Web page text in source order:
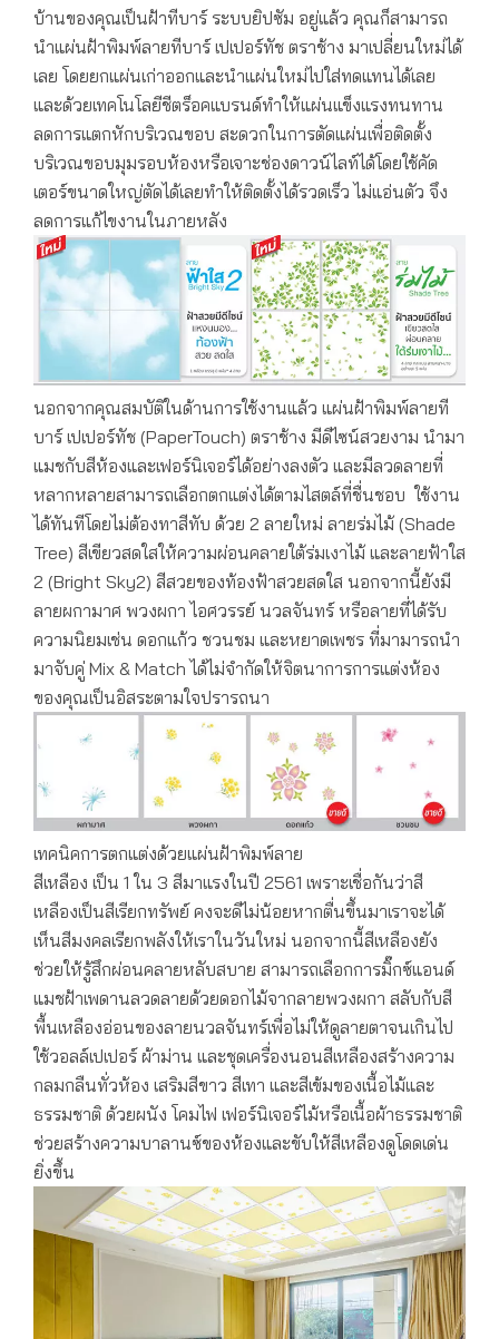
บ้านของคุณเป็นฝ้าทีบาร์ ระบบยิปซัม อยู่แล้ว คุณก็สามารถ
นำแผ่นฝ้าพิมพ์ลายทีบาร์ เปเปอร์ทัช ตราช้าง มาเปลี่ยนใหม่ได้
เลย โดยยกแผ่นเก่าออกและนำแผ่นใหม่ไปใส่ทดแทนได้เลย
และด้วยเทคโนโลยีชีตร็อคแบรนด์ทำให้แผ่นแข็งแรงทนทาน
ลดการแตกหักบริเวณขอบ สะดวกในการตัดแผ่นเพื่อติดตั้ง
บริเวณขอบมุมรอบห้องหรือเจาะช่องดาวน์ไลท์ได้โดยใช้คัด
เตอร์ขนาดใหญ่ตัดได้เลยทำให้ติดตั้งได้รวดเร็ว ไม่แอ่นตัว จึง
ลดการแก้ไขงานในภายหลัง
นอกจากคุณสมบัติในด้านการใช้งานแล้ว แผ่นฝ้าพิมพ์ลายที
บาร์ เปเปอร์ทัช (PaperTouch) ตราช้าง มีดีไซน์สวยงาม นำมา
แมชกับสีห้องและเฟอร์นิเจอร์ได้อย่างลงตัว และมีลวดลายที่
หลากหลายสามารถเลือกตกแต่งได้ตามไสตล์ที่ชื่นชอบ ใช้งาน
ได้ทันทีโดยไม่ต้องทาสีทับ ด้วย 2 ลายใหม่ ลายร่มไม้ (Shade
Tree) สีเขียวสดใสให้ความผ่อนคลายใต้ร่มเงาไม้ และลายฟ้าใส
2 (Bright Sky2) สีสวยของท้องฟ้าสวยสดใส นอกจากนี้ยังมี
ลายผกามาศ พวงผกา ไอศวรรย์ นวลจันทร์ หรือลายที่ได้รับ
ความนิยมเช่น ดอกแก้ว ชวนชม และหยาดเพชร ที่มามารถนำ
มาจับคู่ Mix & Match ได้ไม่จำกัดให้จิตนาการการแต่งห้อง
ของคุณเป็นอิสระตามใจปรารถนา
เทคนิคการตกแต่งด้วยแผ่นฝ้าพิมพ์ลาย
สีเหลือง เป็น 1 ใน 3 สีมาแรงในปี 2561 เพราะเชื่อกันว่าสี
เหลืองเป็นสีเรียกทรัพย์ คงจะดีไม่น้อยหากตื่นขึ้นมาเราจะได้
เห็นสีมงคลเรียกพลังให้เราในวันใหม่ นอกจากนี้สีเหลืองยัง
ช่วยให้รู้สึกผ่อนคลายหลับสบาย สามารถเลือกการมิ๊กซ์แอนด์
แมชฝ้าเพดานลวดลายด้วยดอกไม้จากลายพวงผกา สลับกับสี
พื้นเหลืองอ่อนของลายนวลจันทร์เพื่อไม่ให้ดูลายตาจนเกินไป
ใช้วอลล์เปเปอร์ ผ้าม่าน และชุดเครื่องนอนสีเหลืองสร้างความ
กลมกลืนทั่วห้อง เสริมสีขาว สีเทา และสีเข้มของเนื้อไม้และ
ธรรมชาติ ด้วยผนัง โคมไฟ เฟอร์นิเจอร์ไม้หรือเนื้อผ้าธรรมชาติ
ช่วยสร้างความบาลานซ์ของห้องและขับให้สีเหลืองดูโดดเด่น
ยิ่งขึ้น